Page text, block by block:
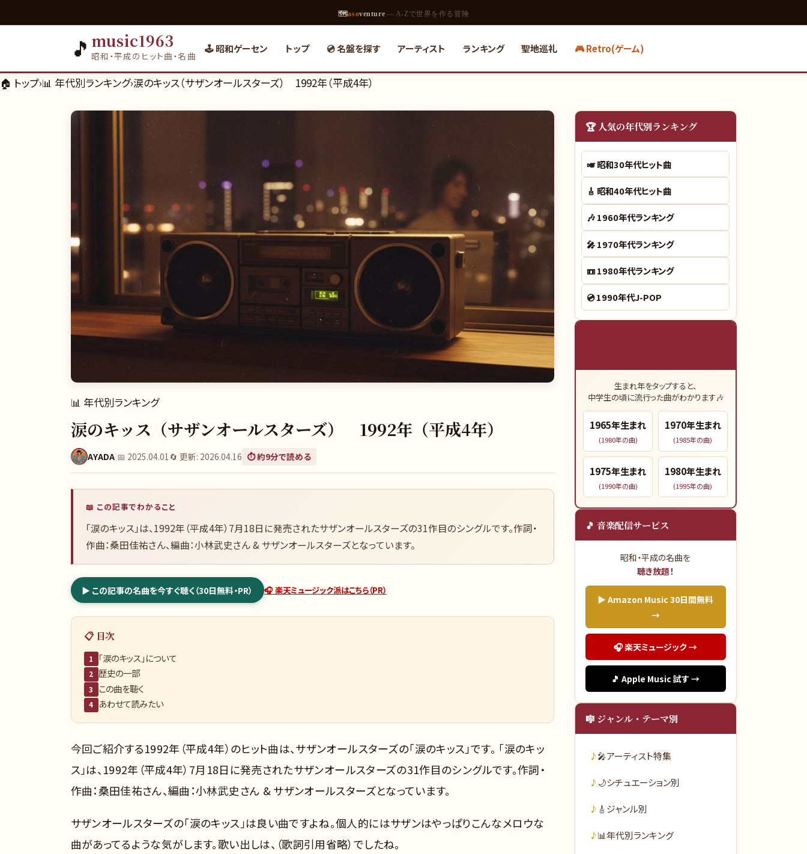
🗺asoventure — A-Zで世界を作る冒険
🎵 music1963
昭和・平成のヒット曲・名曲
🕹️ 昭和ゲーセン トップ 💿 名盤を探す アーティスト ランキング 聖地巡礼 🎮 Retro(ゲーム)
🏠 トップ›📊 年代別ランキング›涙のキッス（サザンオールスターズ） 1992年（平成4年）
📊 年代別ランキング
涙のキッス（サザンオールスターズ） 1992年（平成4年）
AYADA|📅 2025.04.01 🔄 更新: 2026.04.16 ⏱️ 約9分で読める
📖 この記事でわかること
「涙のキッス」は、1992年（平成4年）7月18日に発売されたサザンオールスターズの31作目のシングルです。作詞・
作曲：桑田佳祐さん、編曲：小林武史さん & サザンオールスターズとなっています。
▶ この記事の名曲を今すぐ聴く（30日無料・PR） 🎧 楽天ミュージック派はこちら（PR）
📋 目次
1 「涙のキッス」について
2 歴史の一部
3 この曲を聴く
4 あわせて読みたい
今回ご紹介する1992年（平成4年）のヒット曲は、サザンオールスターズの「涙のキッス」です。 「涙のキッ
ス」は、1992年（平成4年）7月18日に発売されたサザンオールスターズの31作目のシングルです。作詞・
作曲：桑田佳祐さん、編曲：小林武史さん & サザンオールスターズとなっています。
サザンオールスターズの「涙のキッス」は良い曲ですよね。個人的にはサザンはやっぱりこんなメロウな
曲があってるような気がします。歌い出しは、（歌詞引用省略）でしたね。
🏆 人気の年代別ランキング
🎺昭和30年代ヒット曲
🎸 昭和40年代ヒット曲
🎶1960年代ランキング
🎤1970年代ランキング
📼1980年代ランキング
💿1990年代J-POP
生まれ年をタップすると、
中学生の頃に流行った曲がわかります🎶
1965年生まれ
(1980年の曲)
1970年生まれ
(1985年の曲)
1975年生まれ
(1990年の曲)
1980年生まれ
(1995年の曲)
🎵 音楽配信サービス
昭和・平成の名曲を
聴き放題！
▶ Amazon Music 30日間無料
→
🎧 楽天ミュージック →
🎵 Apple Music 試す →
🎼 ジャンル・テーマ別
🎤アーティスト特集
🌙シチュエーション別
🎸ジャンル別
📊年代別ランキング